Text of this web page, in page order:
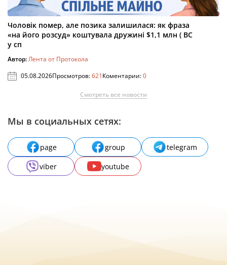
Чоловік помер, але позика залишилася: як фраза
«на його розсуд» коштувала дружині $1,1 млн ( ВС
у сп
Автор:Лента от Протокола
05.08.2026Просмотров:621Коментарии:0
Смотреть все новости
Мы в социальных сетях:
page group
telegram
viber
youtube